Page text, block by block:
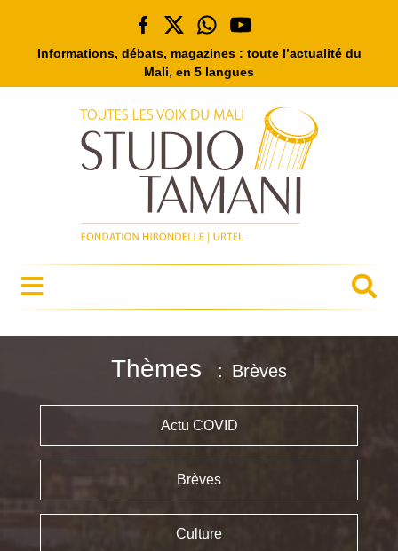
Informations, débats, magazines : toute l’actualité du
Mali, en 5 langues
Thèmes Brèves
Actu COVID
Brèves
Culture